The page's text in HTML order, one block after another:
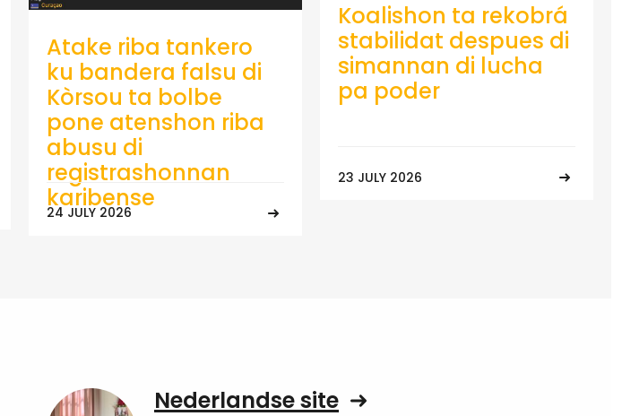
Atake riba tankero
ku bandera falsu di
Kòrsou ta bolbe
pone atenshon riba
abusu di
registrashonnan
karibense
24 JULY 2026
Koalishon ta rekobrá
stabilidat despues di
simannan di lucha
pa poder
23 JULY 2026
Nederlandse site